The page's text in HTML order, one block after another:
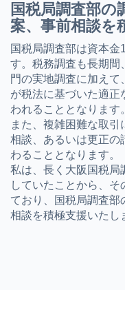
国税局調査部の
案、事前相談を
国税局調査部は資本金
す。税務調査も長期間
門の実地調査に加え
が税法に基づいた適
われることとなります。
また、複雑困難な取
相談、あるいは更正の
わることとなります。
私は、長く大阪国税局
していたことから、
ており、国税局調査
相談を積極支援いたし